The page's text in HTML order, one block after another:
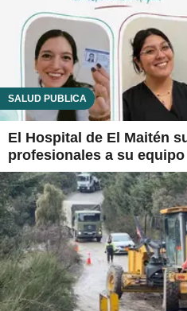
SALUD PÚBLICA
El Hospital de El Maitén
profesionales a su equipo